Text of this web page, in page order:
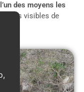
l’un des moyens les
visibles de